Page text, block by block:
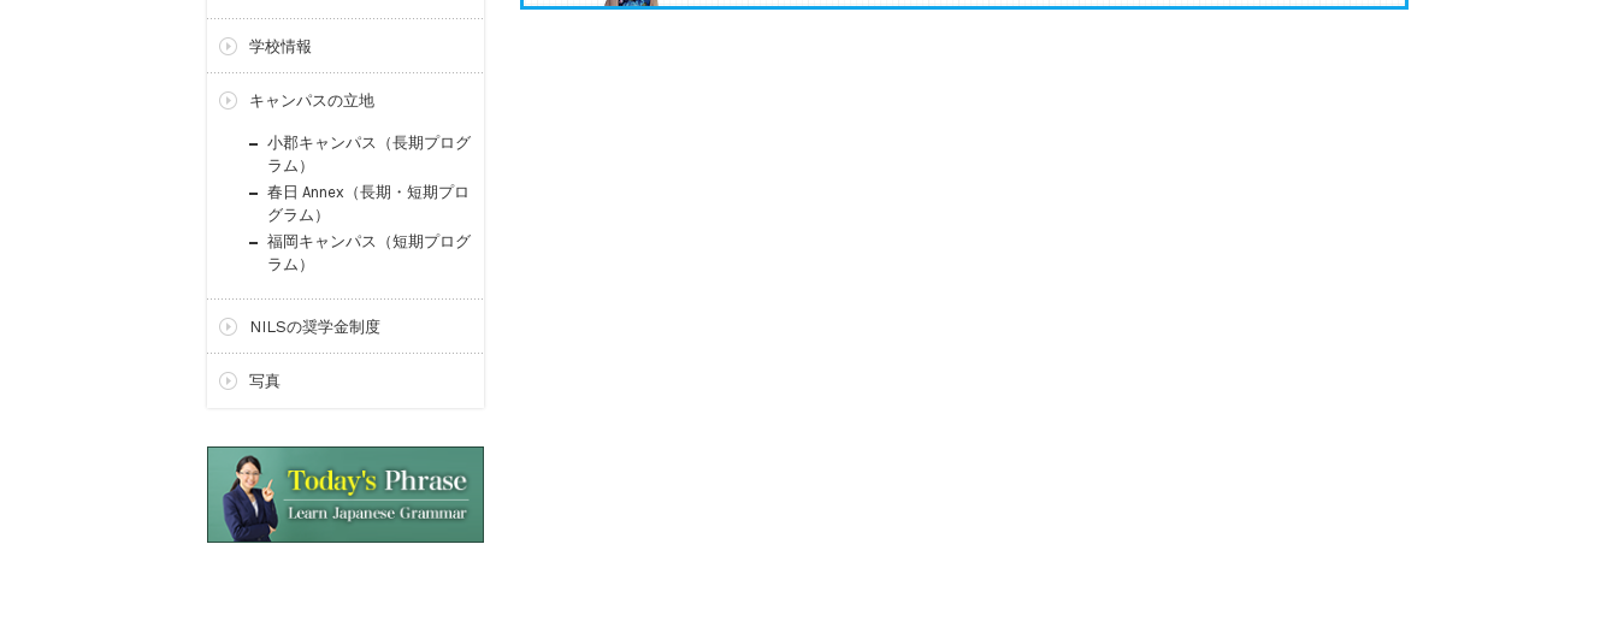
学校情報
キャンパスの立地
小郡キャンパス（長期プログ
ラム）
春日 Annex（長期・短期プロ
グラム）
福岡キャンパス（短期プログ
ラム）
NILSの奨学金制度
写真